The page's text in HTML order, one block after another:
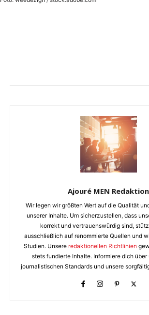
Ajouré MEN Redaktion
Wir legen wir größten Wert auf die Qualität
unserer Inhalte. Um sicherzustellen, dass
korrekt und vertrauenswürdig sind,
ausschließlich auf renommierte Quellen und
Studien. Unsere redaktionellen Richtlinien
stets fundierte Inhalte. Informiere dich über
journalistischen Standards und unsere